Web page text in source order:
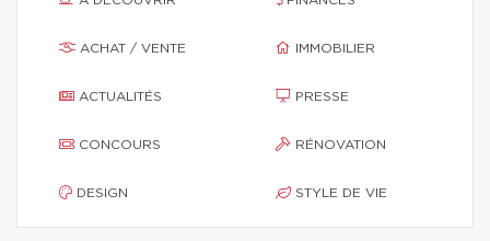
ACHAT / VENTE
ACTUALITÉS
CONCOURS
DESIGN
IMMOBILIER
PRESSE
RÉNOVATION
STYLE DE VIE